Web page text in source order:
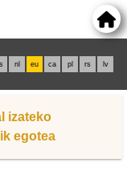
nl eu ca pl rs lv
izateko
egotea